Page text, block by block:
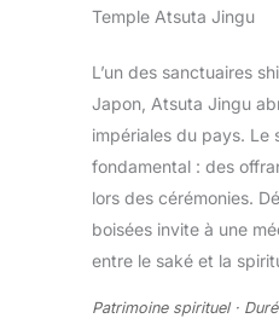
Temple Atsuta Jingu
L’un des sanctuaires
Japon, Atsuta Jingu
impériales du pays. Le
fondamental : des
lors des cérémonies.
boisées invite à une
entre le saké et la
Patrimoine spirituel ·